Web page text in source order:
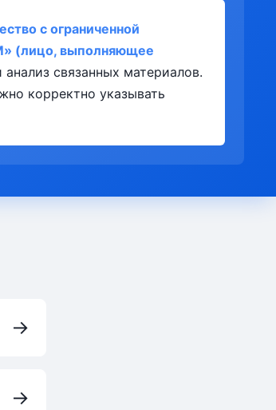
с ограниченной
(лицо, выполняющее
анализ связанных материалов.
корректно указывать
→
→